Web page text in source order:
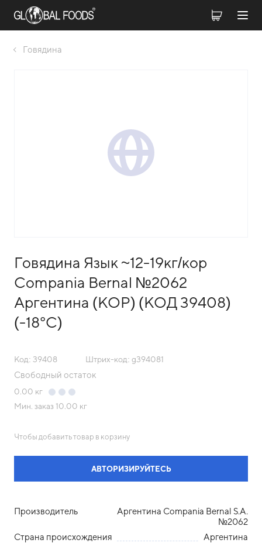
Говядина
Говядина Язык ~12-19кг/кор
Compania Bernal №2062
Аргентина (КОР) (КОД 39408)
(-18°С)
Код: 39408 Штрих-код: g394081
Свободный остаток
0.00 кг
Мин. заказ 10.00 кг
Чтобы добавить товар в корзину
АВТОРИЗИРУЙТЕСЬ
Производитель
Аргентина Compania Bernal S.A.
№2062
Страна происхождения
Аргентина